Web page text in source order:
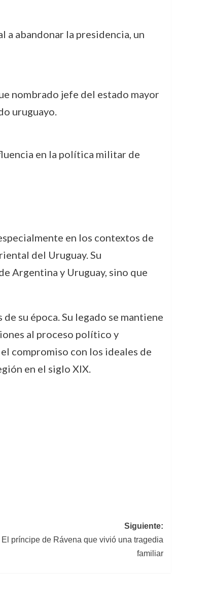
a abandonar la presidencia, un
nombrado jefe del estado mayor
uruguayo.
en la política militar de
en los contextos de
del Uruguay. Su
Argentina y Uruguay, sino que
su época. Su legado se mantiene
al proceso político y
compromiso con los ideales de
en el siglo XIX.
Siguiente:
príncipe de Rávena que vivió una tragedia
familiar